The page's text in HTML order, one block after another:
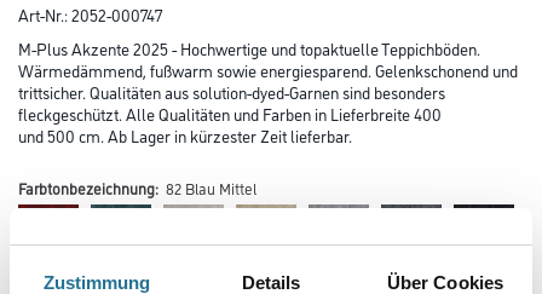
Zustimmung Details Über Cookies
Art-Nr.:2052-000747
M-Plus Akzente 2025 - Hochwertige und topaktuelle Teppichböden.
Wärmedämmend, fußwarm sowie energiesparend. Gelenkschonend und
trittsicher. Qualitäten aus solution-dyed-Garnen sind besonders
fleckgeschützt. Alle Qualitäten und Farben in Lieferbreite 400
und 500 cm. Ab Lager in kürzester Zeit lieferbar.
Farbtonbezeichnung: 82 Blau Mittel